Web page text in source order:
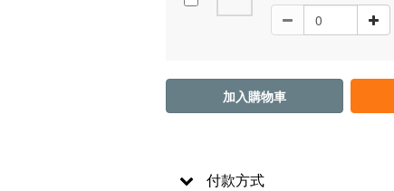
加入購物車
付款方式